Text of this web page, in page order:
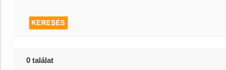
0 találat